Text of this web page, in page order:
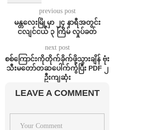
previous post
မန္တလေးမြို့မှာ ၂၄ နာရီအတွင်း
ငလျင်ငယ် ၃ ကြိမ် လှုပ်ခတ်
next post
စစ်ကြောင်းကိုတိုက်ခိုက်ဖို့သွားချိန် ဗုံး
သီးမတော်တဆပေါက်ကွဲပြီး PDF ၂
ဦးကျဆုံး
LEAVE A COMMENT